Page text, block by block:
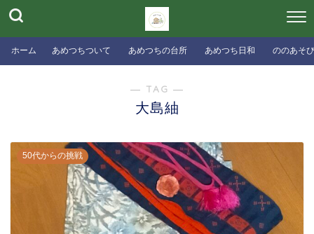
ホーム あめつちついて あめつちの台所 あめつち日和 ののあそ
― TAG ―
大島紬
50代からの挑戦